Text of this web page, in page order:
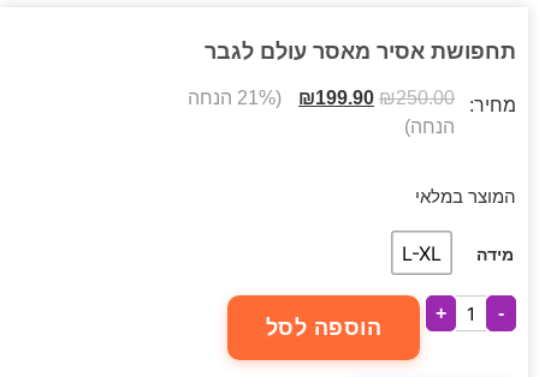
תחפושת אסיר מאסר עולם לגבר
מחיר: ₪250.00
₪199.90
(21% הנחה
הנחה)
המוצר במלאי
מידה L-XL
-
+
הוספה לסל